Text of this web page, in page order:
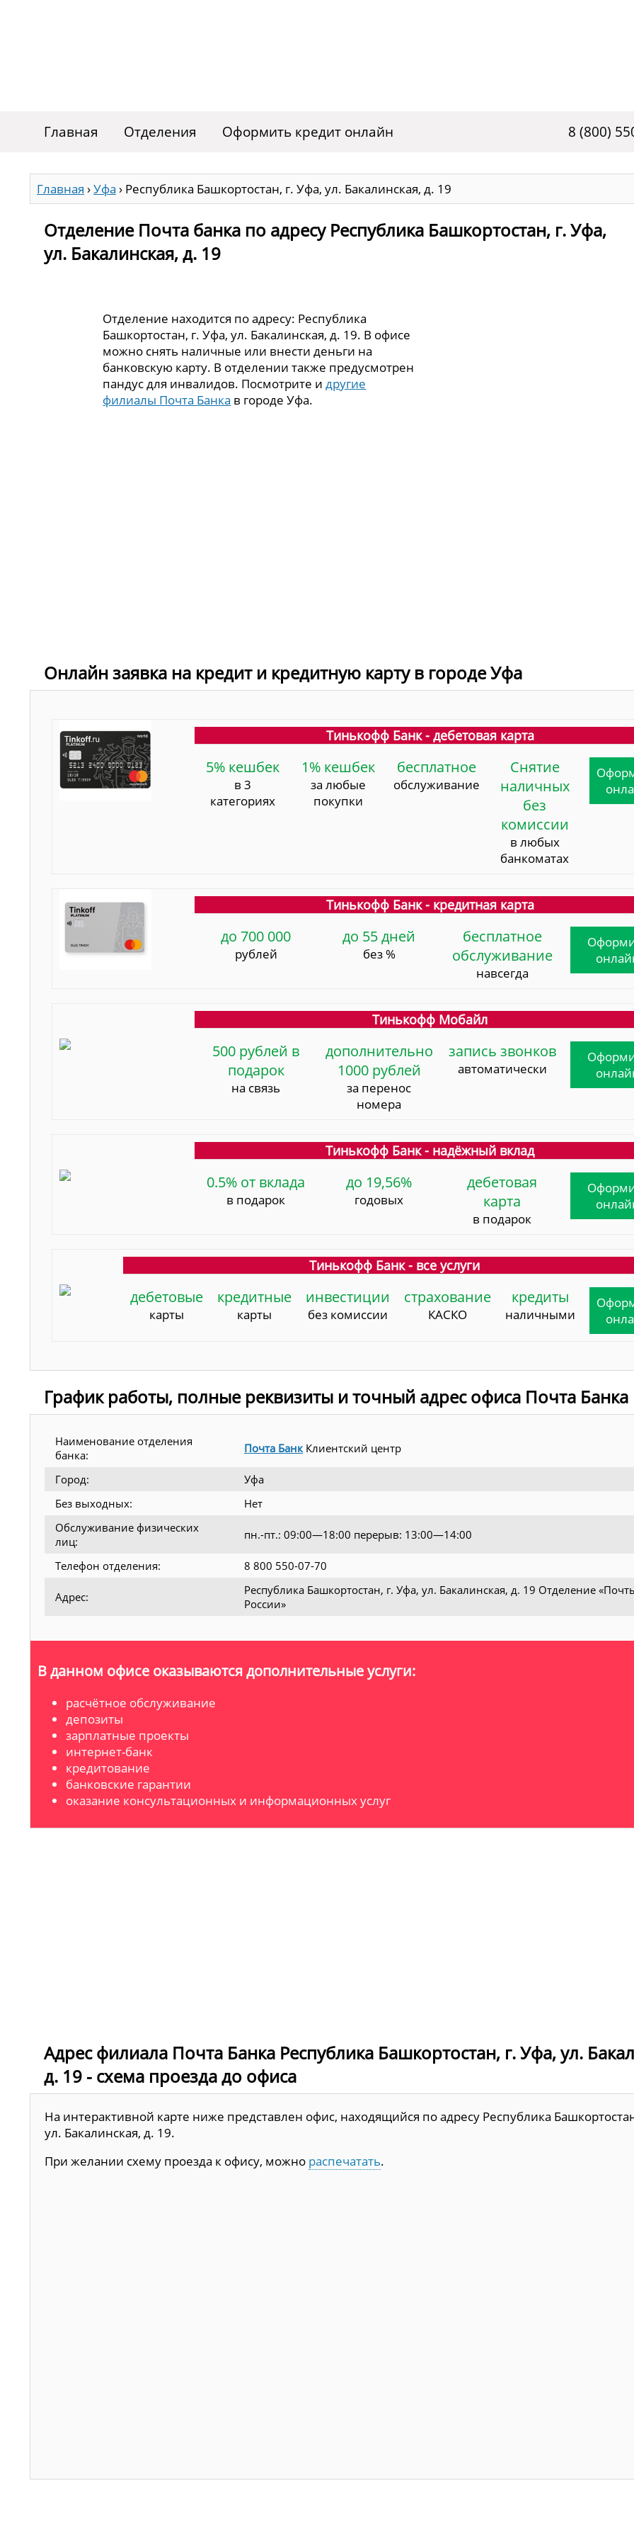
Главная Отделения Оформить кредит онлайн 8 (800)
Главная ›Уфа › Республика Башкортостан, г. Уфа, ул. Бакалинская, д. 19
Отделение Почта банка по адресу Республика Башкортостан, г. Уфа,
ул. Бакалинская, д. 19
Отделение находится по адресу: Республика
Башкортостан, г. Уфа, ул. Бакалинская, д. 19. В офисе
можно снять наличные или внести деньги на
банковскую карту. В отделении также предусмотрен
пандус для инвалидов. Посмотрите идругие
филиалы Почта Банка в городе Уфа.
Онлайн заявка на кредит и кредитную карту в городе Уфа
Тинькофф Банк - дебетовая карта
5% кешбек
в 3
категориях
1% кешбек
за любые
покупки
бесплатное
обслуживание
Снятие
наличных
без
комиссии
в любых
банкоматах
Тинькофф Банк - кредитная карта
до 700 000
рублей
до 55 дней
без %
бесплатное
обслуживание
навсегда
Тинькофф Мобайл
500 рублей в
подарок
на связь
дополнительно
1000 рублей
за перенос
номера
запись звонков
автоматически
Тинькофф Банк - надёжный вклад
0.5% от вклада
в подарок
до 19,56%
годовых
дебетовая
карта
в подарок
Тинькофф Банк - все услуги
дебетовые
карты
кредитные
карты
инвестиции
без комиссии
страхование
КАСКО
кредиты
наличными
График работы, полные реквизиты и точный адрес офиса Почта Банка
Наименование отделения
банка:
Почта Банк Клиентский центр
Город:
Уфа
Без выходных:
Нет
Обслуживание физических
лиц:
пн.-пт.: 09:00—18:00 перерыв: 13:00—14:00
Телефон отделения: 8 800 550-07-70
Адрес:
Республика Башкортостан, г. Уфа, ул. Бакалинская, д. 19 Отделение
России»
В данном офисе оказываются дополнительные услуги:
расчётное обслуживание
депозиты
зарплатные проекты
интернет-банк
кредитование
банковские гарантии
оказание консультационных и информационных услуг
Адрес филиала Почта Банка Республика Башкортостан, г. Уфа, ул.
д. 19 - схема проезда до офиса
На интерактивной карте ниже представлен офис, находящийся по адресу Республика
ул. Бакалинская, д. 19.
При желании схему проезда к офису, можно распечатать.